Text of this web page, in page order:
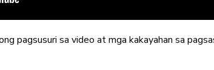
pagsusuri sa video at mga kakayahan sa